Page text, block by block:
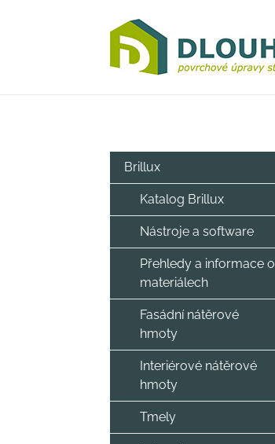
Dlouha.net
Brillux
Katalog Brillux
Nástroje a software
Přehledy a informace o
materiálech
Fasádní nátěrové
hmoty
Interiérové nátěrové
hmoty
Tmely